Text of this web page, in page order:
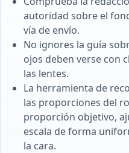
autoridad sobre el
vía de envío.
No ignores la guía
ojos deben verse con
las lentes.
La herramienta de
las proporciones del
proporción objetivo,
escala de forma
la cara.